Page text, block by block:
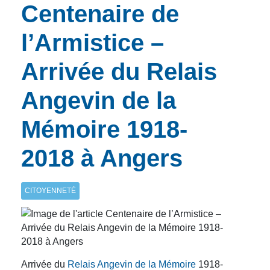
et d’animations
Centenaire de
l’Armistice –
Arrivée du Relais
Angevin de la
Mémoire 1918-
2018 à Angers
CITOYENNETÉ
Arrivée du Relais Angevin de la Mémoire 1918-